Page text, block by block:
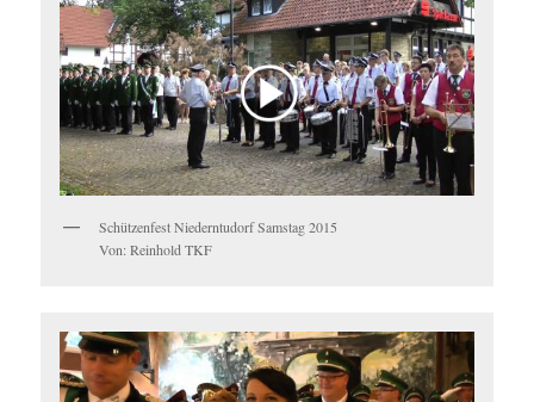
Schützenfest Niederntudorf Samstag 2015
Von: Reinhold TKF